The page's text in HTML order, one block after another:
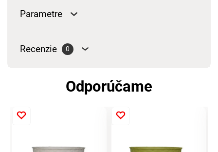
Parametre
Recenzie 0
Odporúčame